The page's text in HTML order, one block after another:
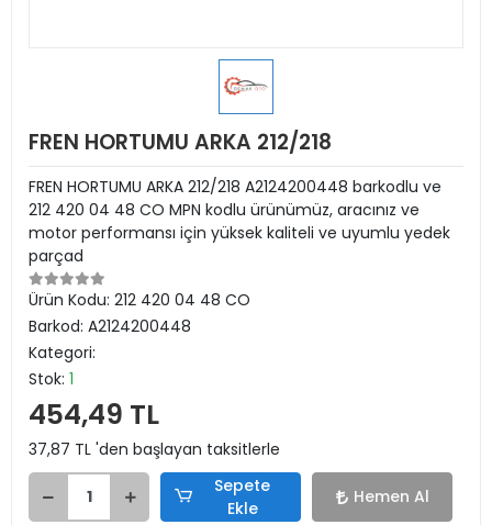
FREN HORTUMU ARKA 212/218
FREN HORTUMU ARKA 212/218 A2124200448 barkodlu ve
212 420 04 48 CO MPN kodlu ürünümüz, aracınız ve
motor performansı için yüksek kaliteli ve uyumlu yedek
parçad
Ürün Kodu: 212 420 04 48 CO
Barkod: A2124200448
Kategori:
Stok: 1
454,49 TL
37,87 TL 'den başlayan taksitlerle
Sepete
Ekle
Hemen Al